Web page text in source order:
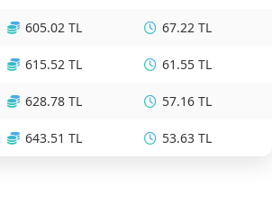
605.02 TL 67.22 TL
615.52 TL 61.55 TL
628.78 TL 57.16 TL
643.51 TL 53.63 TL